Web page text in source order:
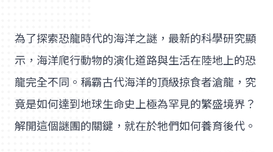
為了探索恐龍時代的海洋之謎，最新的科學研究顯
示，海洋爬行動物的演化道路與生活在陸地上的恐
龍完全不同。稱霸古代海洋的頂級掠食者滄龍，究
竟是如何達到地球生命史上極為罕見的繁盛境界？
解開這個謎團的關鍵，就在於牠們如何養育後代。